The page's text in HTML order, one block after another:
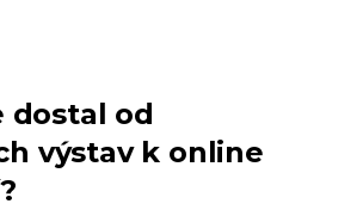
dostal od
výstav k online